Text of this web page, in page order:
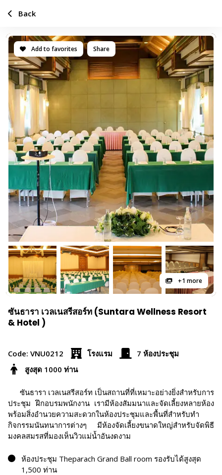
Add to favorites Share
+1 more
ซันธารา เวลเนสรีสอร์ท (Suntara Wellness Resort
& Hotel )
Code: VNU0212 โรงแรม
7 ห้องประชุม
สูงสุด 1000 ท่าน
ซันธารา เวลเนสรีสอร์ท เป็นสถานที่ที่เหมาะอย่างยิ่งสำหรับการ
ประชุม ฝึกอบรมพนักงาน เรามีห้องสัมมนาและจัดเลี้ยงหลายห้อง
พร้อมสิ่งอำนวยความสะดวกในห้องประชุมและพื้นที่สำหรับทำ
กิจกรรมนันทนาการต่างๆ มีห้องจัดเลี้ยงขนาดใหญ่สำหรับจัดพิธี
มงคลสมรสที่มองเห็นวิวแม่น้ำอันงดงาม
ห้องประชุม Theparach Grand Ball room รองรับได้สูงสุด
1,500 ท่าน
Back